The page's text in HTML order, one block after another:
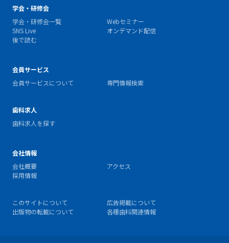
学会・研修会
学会・研修会一覧
Webセミナー
SNS Live
オンデマンド配信
後で読む
会員サービス
会員サービスについて
専門情報検索
歯科求人
歯科求人を探す
会社情報
会社概要
アクセス
採用情報
このサイトについて
広告掲載について
出版物の転載について
各種歯科関連情報